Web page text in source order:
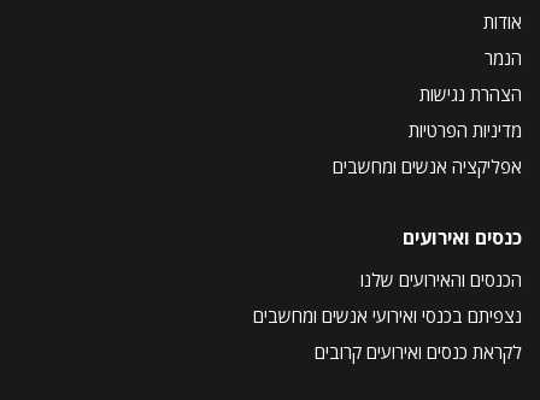
אודות
הנמר
הצהרת נגישות
מדיניות הפרטיות
אפליקציה אנשים ומחשבים
כנסים ואירועים
הכנסים והאירועים שלנו
נצפיתם בכנסי ואירועי אנשים ומחשבים
לקראת כנסים ואירועים קרובים